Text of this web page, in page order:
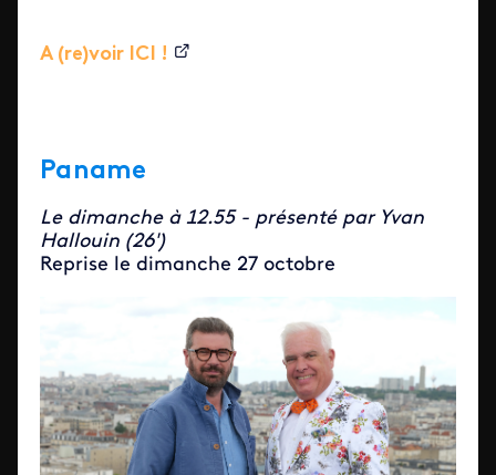
A (re)voir ICI !
Paname
Le dimanche à 12.55 - présenté par Yvan
Hallouin (26')
Reprise le dimanche 27 octobre